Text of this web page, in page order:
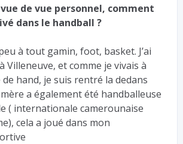
vue de vue personnel, comment
dans le handball ?
à tout gamin, foot, basket. J’ai
Villeneuve, et comme je vivais à
de hand, je suis rentré la dedans
a également été handballeuse
( internationale camerounaise
cela a joué dans mon